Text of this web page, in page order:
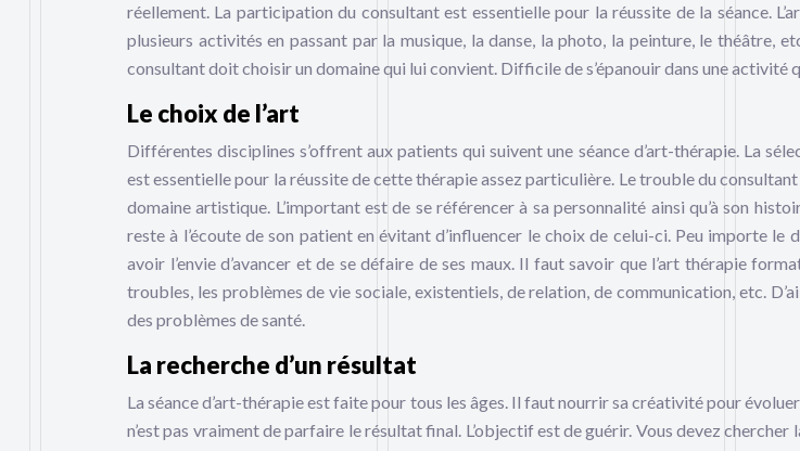
réellement. La participation du consultant est essentielle pour la réussite de la séance.
plusieurs activités en passant par la musique, la danse, la photo, la peinture, le théâtre,
consultant doit choisir un domaine qui lui convient. Difficile de s’épanouir dans une activité
Le choix de l’art
Différentes disciplines s’offrent aux patients qui suivent une séance d’art-thérapie. La
est essentielle pour la réussite de cette thérapie assez particulière. Le trouble du
domaine artistique. L’important est de se référencer à sa personnalité ainsi qu’à son
reste à l’écoute de son patient en évitant d’influencer le choix de celui-ci. Peu importe
avoir l’envie d’avancer et de se défaire de ses maux. Il faut savoir que l’art thérapie
troubles, les problèmes de vie sociale, existentiels, de relation, de communication, etc.
des problèmes de santé.
La recherche d’un résultat
La séance d’art-thérapie est faite pour tous les âges. Il faut nourrir sa créativité pour
n’est pas vraiment de parfaire le résultat final. L’objectif est de guérir. Vous devez chercher